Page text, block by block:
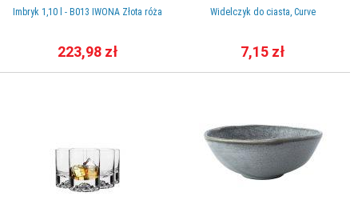
Imbryk 1,10 l - B013 IWONA Złota róża
223,98 zł
Widelczyk do ciasta, Curve
7,15 zł